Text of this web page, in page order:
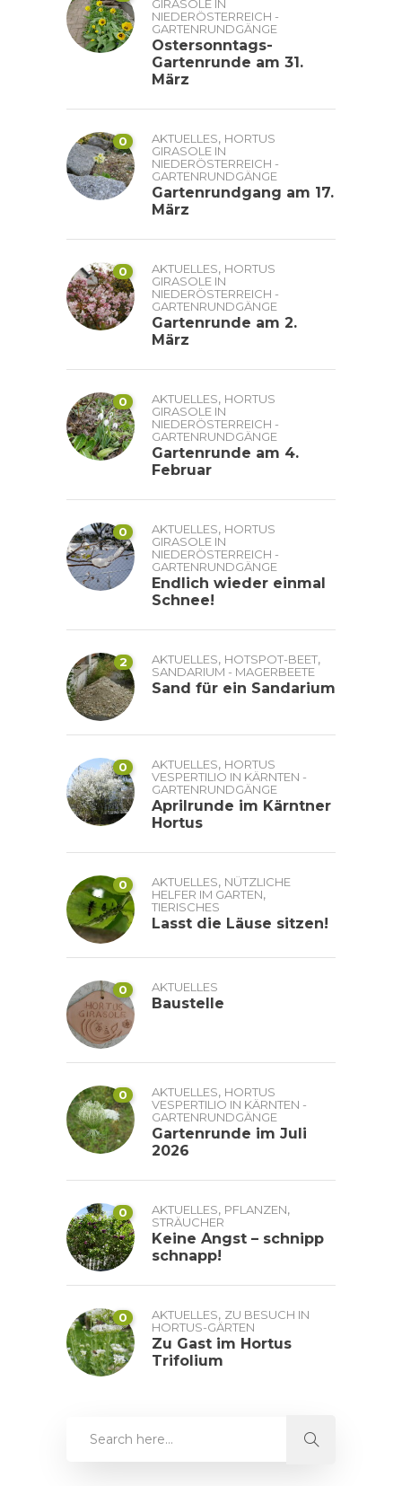
GIRASOLE IN
NIEDERÖSTERREICH -
GARTENRUNDGÄNGE
Ostersonntags-
Gartenrunde am 31.
März
0 AKTUELLES, HORTUS
GIRASOLE IN
NIEDERÖSTERREICH -
GARTENRUNDGÄNGE
Gartenrundgang am 17.
März
0 AKTUELLES, HORTUS
GIRASOLE IN
NIEDERÖSTERREICH -
GARTENRUNDGÄNGE
Gartenrunde am 2.
März
0 AKTUELLES, HORTUS
GIRASOLE IN
NIEDERÖSTERREICH -
GARTENRUNDGÄNGE
Gartenrunde am 4.
Februar
0 AKTUELLES, HORTUS
GIRASOLE IN
NIEDERÖSTERREICH -
GARTENRUNDGÄNGE
Endlich wieder einmal
Schnee!
2 AKTUELLES, HOTSPOT-BEET,
SANDARIUM - MAGERBEETE
Sand für ein Sandarium
0 AKTUELLES, HORTUS
VESPERTILIO IN KÄRNTEN -
GARTENRUNDGÄNGE
Aprilrunde im Kärntner
Hortus
0 AKTUELLES, NÜTZLICHE
HELFER IM GARTEN,
TIERISCHES
Lasst die Läuse sitzen!
0 AKTUELLES
Baustelle
0 AKTUELLES, HORTUS
VESPERTILIO IN KÄRNTEN -
GARTENRUNDGÄNGE
Gartenrunde im Juli
2026
0 AKTUELLES, PFLANZEN,
STRÄUCHER
Keine Angst – schnipp
schnapp!
0 AKTUELLES, ZU BESUCH IN
HORTUS-GÄRTEN
Zu Gast im Hortus
Trifolium